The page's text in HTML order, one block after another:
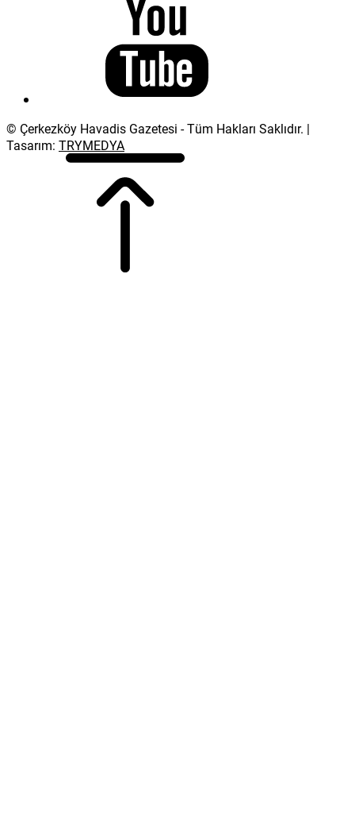
© Çerkezköy Havadis Gazetesi - Tüm Hakları Saklıdır. |
Tasarım: TRYMEDYA